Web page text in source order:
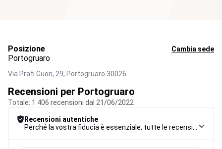
Posizione Cambia sede
Portogruaro
Via Prati Guori, 29, Portogruaro 30026
Recensioni per Portogruaro
Totale: 1 406 recensioni dal 21/06/2022
Recensioni autentiche